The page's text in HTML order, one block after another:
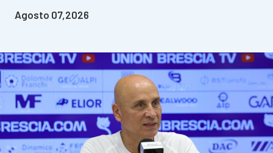
Agosto 07,2026